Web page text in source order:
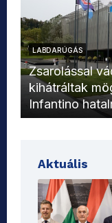
LABDARÚGÁS
Zsarolással
kihátráltak
Infantino
Aktuális